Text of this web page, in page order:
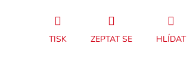
TISK ZEPTAT SE HLÍDAT